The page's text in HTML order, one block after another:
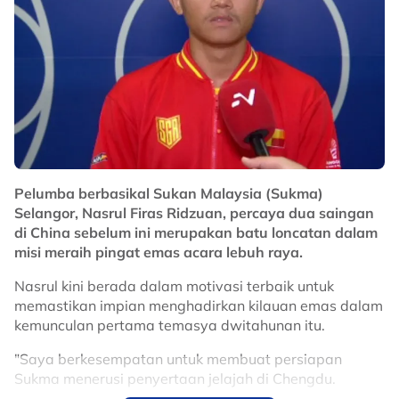
nyata memberi tekanan, namun mereka berharap
mampu lakukan terjunan konsisten dalam temasya
dwitahunan itu kali ini.
Sukma Sarawak 2024 menyaksikan Nurqayyum unggul
dengan dua emas dua gangsa manakala Rui Jie
menggondol satu emas dan satu perak.
"Banyak aspek yang perlu dilakukan untuk capai
konsisten, sebagaimana prestasi ketika latihan dan
pertandingan tak sama.
"Kami kena tajamkan lagi teknik dan banyak yang perlu
diberi perhatian bagi mencapai tahap konsisten.
"Sukma adalah batu loncatan untuk saya menghadapi
Sukan Asia," kata Rui Jie.
No node context available.
Related Topics
Pelumba berbasikal Sukan Malaysia (Sukma)
Selangor, Nasrul Firas Ridzuan, percaya dua saingan
di China sebelum ini merupakan batu loncatan dalam
misi meraih pingat emas acara lebuh raya.
Nasrul kini berada dalam motivasi terbaik untuk
memastikan impian menghadirkan kilauan emas dalam
kemunculan pertama temasya dwitahunan itu.
"Saya berkesempatan untuk membuat persiapan
Sukma menerusi penyertaan jelajah di Chengdu.